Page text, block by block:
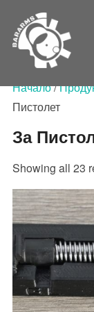
content
Начало/
Пистолет
За
Showing all 23